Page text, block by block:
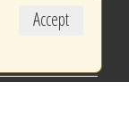
Accept